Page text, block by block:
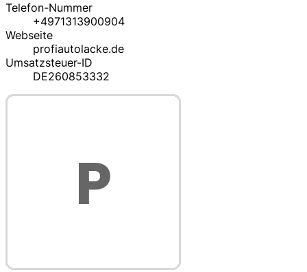
Telefon-Nummer
+4971313900904
Webseite
profiautolacke.de
Umsatzsteuer-ID
DE260853332